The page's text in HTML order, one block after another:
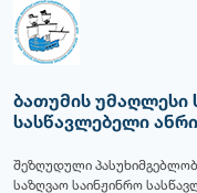
ბათუმის უმაღლესი
სასწავლებელი ანრი
შეზღუდული
საზღვაო საინჟინრო